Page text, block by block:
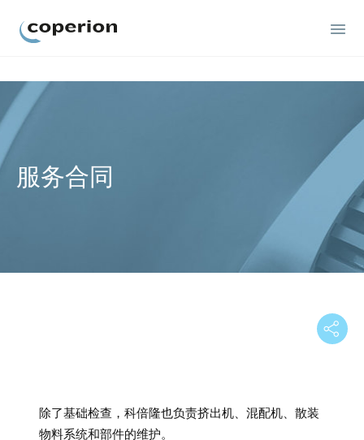
服务合同
除了基础检查，科倍隆也负责挤出机、混配机、散装
物料系统和部件的维护。